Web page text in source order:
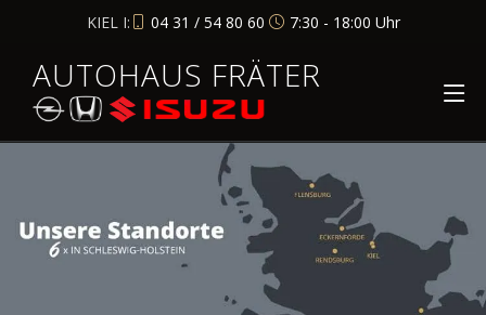
KIEL I: 04 31 / 54 80 60 7:30 - 18:00 Uhr
AUTOHAUS FRÄTER